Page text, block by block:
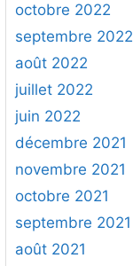
octobre 2022
septembre 2022
août 2022
juillet 2022
juin 2022
décembre 2021
novembre 2021
octobre 2021
septembre 2021
août 2021